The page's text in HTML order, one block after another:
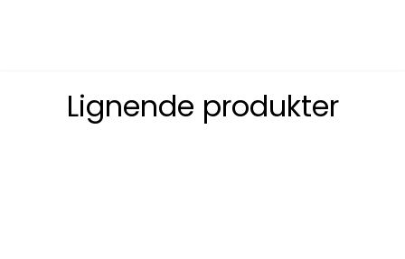
Lignende produkter